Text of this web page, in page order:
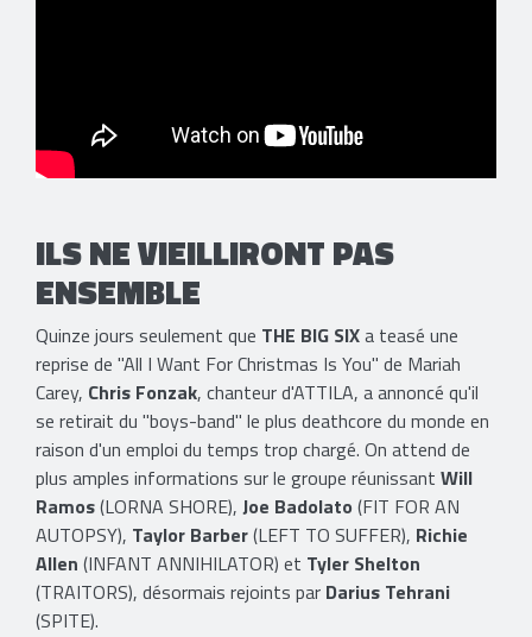
ILS NE VIEILLIRONT PAS
ENSEMBLE
Quinze jours seulement que THE BIG SIXa teasé une
reprise de "All I Want For Christmas Is You" de Mariah
Carey, Chris Fonzak, chanteur d'ATTILA, a annoncé qu'il
se retirait du "boys-band" le plus deathcore du monde en
raison d'un emploi du temps trop chargé. On attend de
plus amples informations sur le groupe réunissant Will
Ramos(LORNA SHORE), Joe Badolato (FIT FOR AN
AUTOPSY), Taylor Barber(LEFT TO SUFFER), Richie
Allen (INFANT ANNIHILATOR) et Tyler Shelton
(TRAITORS), désormais rejoints par Darius Tehrani
(SPITE).